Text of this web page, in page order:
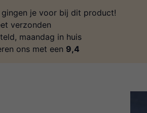
gingen je voor bij dit product!
verzonden
maandag in huis
ons met een 9,4